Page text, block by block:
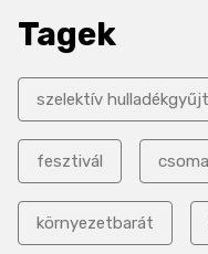
Tagek
szelektív
fesztivál
környezetbarát